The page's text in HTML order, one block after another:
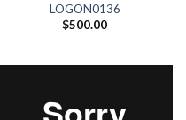
LOGON0136
$500.00